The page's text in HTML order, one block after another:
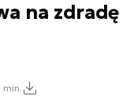
na zdradę
min.